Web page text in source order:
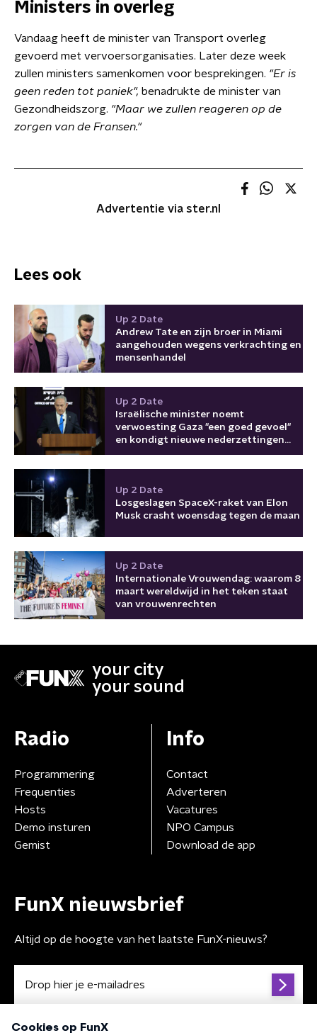
Ministers in overleg
Vandaag heeft de minister van Transport overleg
gevoerd met vervoersorganisaties. Later deze week
zullen ministers samenkomen voor besprekingen. "Er is
geen reden tot paniek", benadrukte de minister van
Gezondheidszorg. "Maar we zullen reageren op de
zorgen van de Fransen."
Advertentie via ster.nl
Lees ook
Up 2 Date
Andrew Tate en zijn broer in Miami
aangehouden wegens verkrachting en
mensenhandel
Up 2 Date
Israëlische minister noemt
verwoesting Gaza "een goed gevoel"
en kondigt nieuwe nederzettingen
Up 2 Date
Losgeslagen SpaceX-raket van Elon
Musk crasht woensdag tegen de maan
Up 2 Date
Internationale Vrouwendag: waarom 8
maart wereldwijd in het teken staat
van vrouwenrechten
your city
your sound
Radio
Programmering
Frequenties
Hosts
Demo insturen
Gemist
Info
Contact
Adverteren
Vacatures
NPO Campus
Download de app
FunX nieuwsbrief
Altijd op de hoogte van het laatste FunX-nieuws?